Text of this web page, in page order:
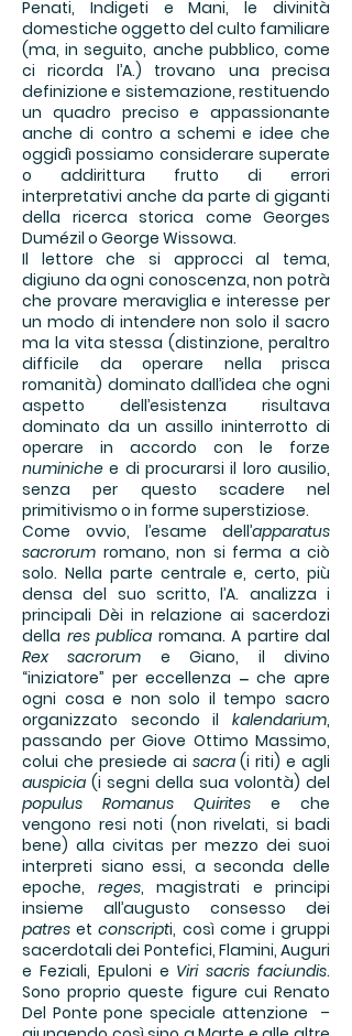
Penati, Indigeti e Mani, le divinità
domestiche oggetto del culto familiare
(ma, in seguito, anche pubblico, come
ci ricorda l’A.) trovano una precisa
definizione e sistemazione, restituendo
un quadro preciso e appassionante
anche di contro a schemi e idee che
oggidì possiamo considerare superate
o addirittura frutto di errori
interpretativi anche da parte di giganti
della ricerca storica come Georges
Dumézil o George Wissowa.
Il lettore che si approcci al tema,
digiuno da ogni conoscenza, non potrà
che provare meraviglia e interesse per
un modo di intendere non solo il sacro
ma la vita stessa (distinzione, peraltro
difficile da operare nella prisca
romanità) dominato dall’idea che ogni
aspetto dell’esistenza risultava
dominato da un assillo ininterrotto di
operare in accordo con le forze
numiniche e di procurarsi il loro ausilio,
senza per questo scadere nel
primitivismo o in forme superstiziose.
Come ovvio, l’esame dell’apparatus
sacrorum romano, non si ferma a ciò
solo. Nella parte centrale e, certo, più
densa del suo scritto, l’A. analizza i
principali Dèi in relazione ai sacerdozi
della res publica romana. A partire dal
Rex sacrorum e Giano, il divino
“iniziatore” per eccellenza ‒ che apre
ogni cosa e non solo il tempo sacro
organizzato secondo il kalendarium,
passando per Giove Ottimo Massimo,
colui che presiede ai sacra(i riti) e agli
auspicia (i segni della sua volontà) del
populus Romanus Quirites e che
vengono resi noti (non rivelati, si badi
bene) alla civitas per mezzo dei suoi
interpreti siano essi, a seconda delle
epoche, reges, magistrati e principi
insieme all’augusto consesso dei
patres etconscripti, così come i gruppi
sacerdotali dei Pontefici, Flamini, Auguri
e Feziali, Epuloni e Viri sacris faciundis.
Sono proprio queste figure cui Renato
Del Ponte pone speciale attenzione –